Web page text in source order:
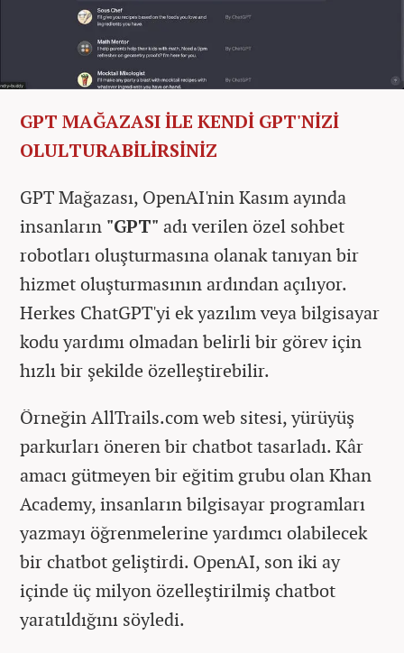
GPT MAĞAZASI İLE KENDİ GPT'NİZİ
OLULTURABİLİRSİNİZ
GPT Mağazası, OpenAI'nin Kasım ayında
insanların "GPT" adı verilen özel sohbet
robotları oluşturmasına olanak tanıyan bir
hizmet oluşturmasının ardından açılıyor.
Herkes ChatGPT'yi ek yazılım veya bilgisayar
kodu yardımı olmadan belirli bir görev için
hızlı bir şekilde özelleştirebilir.
Örneğin AllTrails.com web sitesi, yürüyüş
parkurları öneren bir chatbot tasarladı. Kâr
amacı gütmeyen bir eğitim grubu olan Khan
Academy, insanların bilgisayar programları
yazmayı öğrenmelerine yardımcı olabilecek
bir chatbot geliştirdi. OpenAI, son iki ay
içinde üç milyon özelleştirilmiş chatbot
yaratıldığını söyledi.